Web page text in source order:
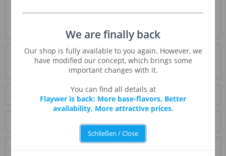
Weicher cremiger streichfähiger Brie-Käse mit wenig
Schimmel. Das überraschende Geschmacksprofil...
Bewertungen
0
Bewertungen lesen, schreiben und diskutieren...
Ähnliche Artikel
We are finally back
Our shop is fully available to you again. However, we
have modified our concept, which brings some
important changes with it.
You can find all details at
Flaywer is back: More base-flavors, Better
availability, More attractive prices.
Schließen / Close